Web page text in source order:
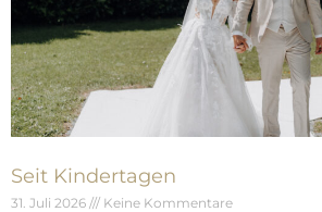
Seit Kindertagen
31. Juli 2026 Keine Kommentare